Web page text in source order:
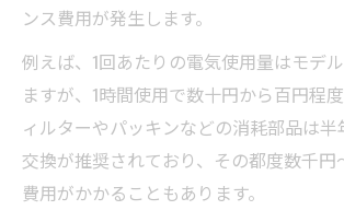
ンス費用が発生します。
例えば、1回あたりの電気使用量はモデ
ますが、1時間使用で数十円から百円程
ィルターやパッキンなどの消耗部品は半
交換が推奨されており、その都度数千円
費用がかかることもあります。